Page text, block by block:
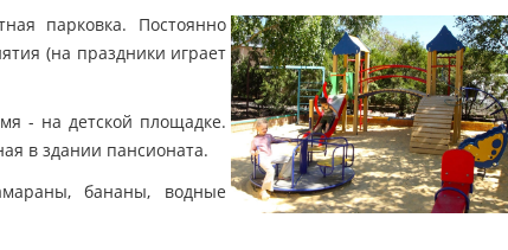
парковка. Постоянно
(на праздники играет
- на детской площадке.
в здании пансионата.
бананы, водные